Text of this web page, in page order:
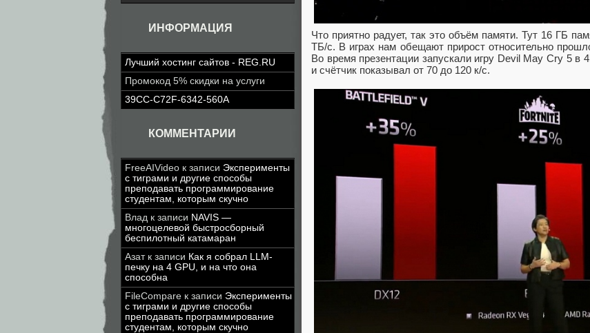
ИНФОРМАЦИЯ
Лучший хостинг сайтов - REG.RU
Промокод 5% скидки на услуги
39CC-C72F-6342-560A
КОММЕНТАРИИ
FreeAIVideo к записи Эксперименты
с тиграми и другие способы
преподавать программирование
студентам, которым скучно
Влад к записи NAVIS —
многоцелевой быстросборный
беспилотный катамаран
Азатк записи Как я собрал LLM-
печку на 4 GPU, и на что она
способна
FileCompare к записи Эксперименты
с тиграми и другие способы
преподавать программирование
студентам, которым скучно
Что приятно радует, так это объём памяти. Тут 16 ГБ
ТБ/с. В играх нам обещают прирост относительно
Во время презентации запускали игру Devil May Cry 5 в
и счётчик показывал от 70 до 120 к/с.